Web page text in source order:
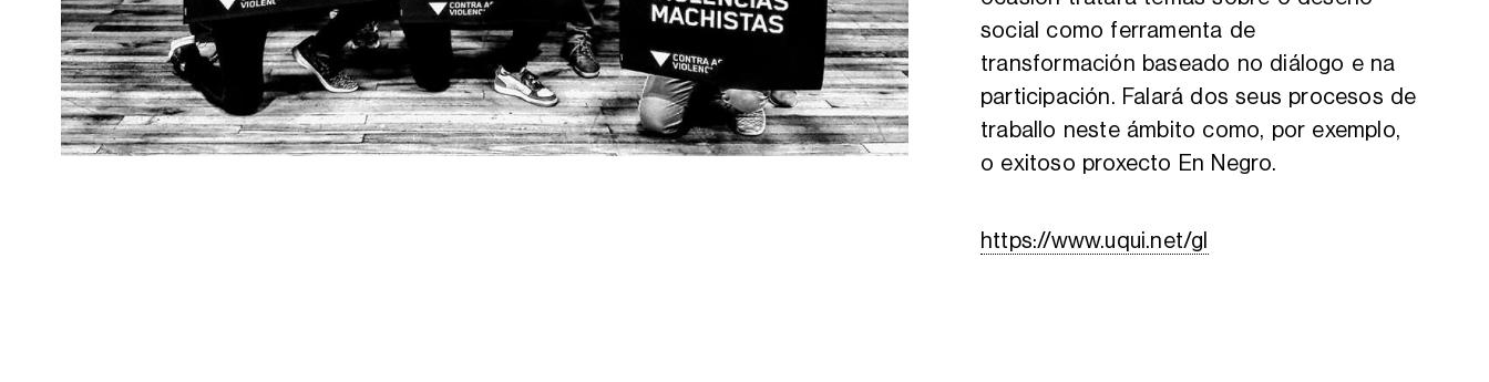
social como ferramenta de
transformación baseado no diálogo e na
participación. Falará dos seus procesos de
traballo neste ámbito como, por exemplo,
o exitoso proxecto En Negro.
https://www.uqui.net/gl